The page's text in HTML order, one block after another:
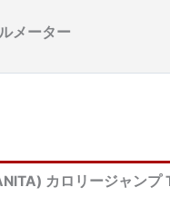
メーター
カロリージャンプ